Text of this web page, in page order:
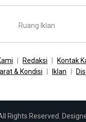
Ruang Iklan
Redaksi
Kontak
& Kondisi Iklan
Rights Reserved.